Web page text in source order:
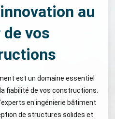
au
vos
est un domaine essentiel
fiabilité de vos constructions.
en ingénierie bâtiment
de structures solides et